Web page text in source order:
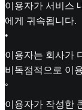
이용자가 서비스
에게 귀속됩니다.
•
이용자는 회사가
비독점적으로 이
◦
이용자가 작성한